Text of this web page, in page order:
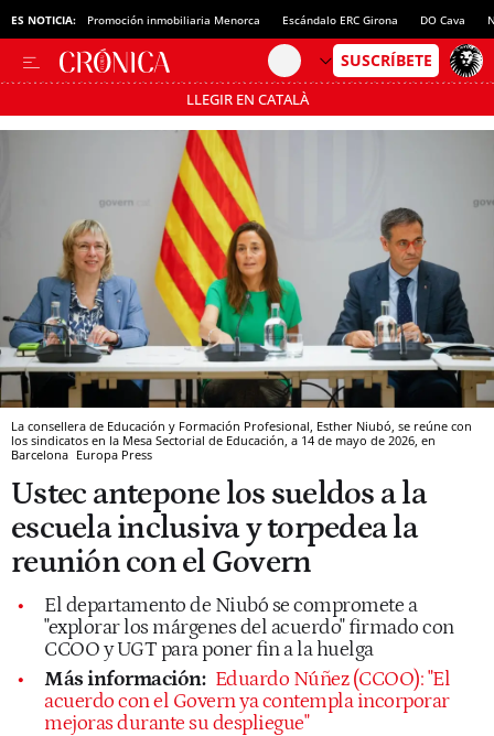
ES NOTICIA: Promoción inmobiliaria Menorca Escándalo ERC Girona DO Cava
LLEGIR EN CATALÀ
Pásate al MODO AHORRO
La consellera de Educación y Formación Profesional, Esther Niubó, se reúne con
los sindicatos en la Mesa Sectorial de Educación, a 14 de mayo de 2026, en
Barcelona Europa Press
Ustec antepone los sueldos a la
escuela inclusiva y torpedea la
reunión con el Govern
El departamento de Niubó se compromete a
"explorar los márgenes del acuerdo" firmado con
CCOO y UGT para poner fin a la huelga
Más información: Eduardo Núñez (CCOO): "El
acuerdo con el Govern ya contempla incorporar
mejoras durante su despliegue"